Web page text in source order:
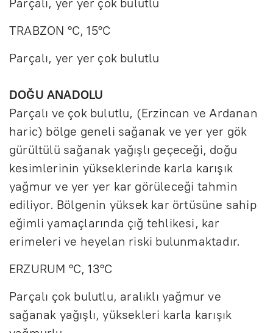
TRABZON °C, 15°C
Parçalı, yer yer çok bulutlu
DOĞU ANADOLU
Parçalı ve çok bulutlu, (Erzincan ve Ardanan
haric) bölge geneli sağanak ve yer yer gök
gürültülü sağanak yağışlı geçeceği, doğu
kesimlerinin yükseklerinde karla karışık
yağmur ve yer yer kar görüleceği tahmin
ediliyor. Bölgenin yüksek kar örtüsüne sahip
eğimli yamaçlarında çığ tehlikesi, kar
erimeleri ve heyelan riski bulunmaktadır.
ERZURUM °C, 13°C
Parçalı çok bulutlu, aralıklı yağmur ve
sağanak yağışlı, yüksekleri karla karışık